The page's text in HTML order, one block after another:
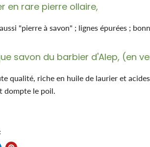
en rare pierre ollaire,
"pierre à savon" ; lignes épurées ;
savon du barbier d'Alep, (en
qualité, riche en huile de laurier et
dompte le poil.